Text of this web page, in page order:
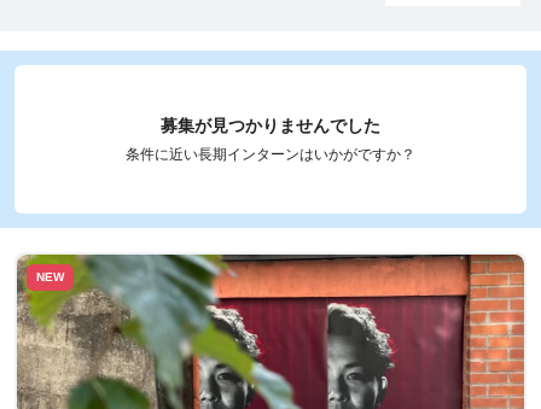
募集が見つかりませんでした
条件に近い長期インターンはいかがですか？
NEW